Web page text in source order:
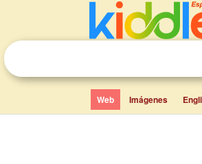
Web Imágenes